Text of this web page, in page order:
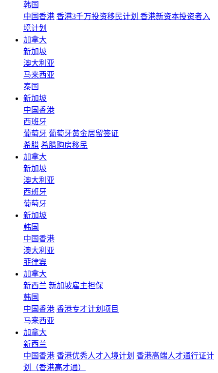
韩国
中国香港 香港3千万投资移民计划 香港新资本投资者入
境计划
加拿大
新加坡
澳大利亚
马来西亚
泰国
新加坡
中国香港
西班牙
葡萄牙 葡萄牙黄金居留签证
希腊 希腊购房移民
加拿大
新加坡
澳大利亚
西班牙
葡萄牙
新加坡
韩国
中国香港
澳大利亚
菲律宾
加拿大
新西兰 新加坡雇主担保
韩国
中国香港 香港专才计划项目
马来西亚
加拿大
新西兰
中国香港 香港优秀人才入境计划 香港高端人才通行证计
划（香港高才通）